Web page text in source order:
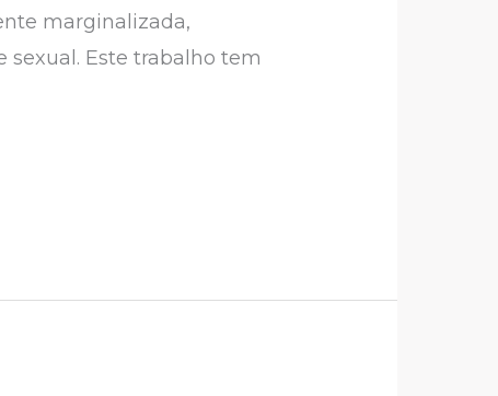
marginalizada,
sexual. Este trabalho tem